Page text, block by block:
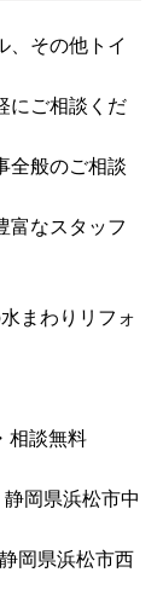
、その他トイ
にご相談くだ
全般のご相談
富なスタッフ
まわりリフォ
相談無料
岡県浜松市中
岡県浜松市西